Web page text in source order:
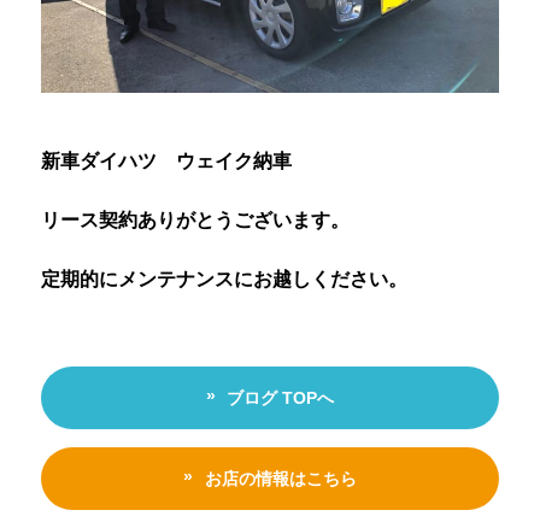
新車ダイハツ ウェイク納車
リース契約ありがとうございます。
定期的にメンテナンスにお越しください。
ブログ TOPへ
お店の情報はこちら